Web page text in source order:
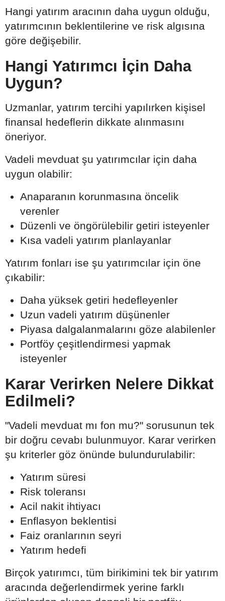
Hangi yatırım aracının daha uygun olduğu,
yatırımcının beklentilerine ve risk algısına
göre değişebilir.
Hangi Yatırımcı İçin Daha
Uygun?
Uzmanlar, yatırım tercihi yapılırken kişisel
finansal hedeflerin dikkate alınmasını
öneriyor.
Vadeli mevduat şu yatırımcılar için daha
uygun olabilir:
Anaparanın korunmasına öncelik
verenler
Düzenli ve öngörülebilir getiri isteyenler
Kısa vadeli yatırım planlayanlar
Yatırım fonları ise şu yatırımcılar için öne
çıkabilir:
Daha yüksek getiri hedefleyenler
Uzun vadeli yatırım düşünenler
Piyasa dalgalanmalarını göze alabilenler
Portföy çeşitlendirmesi yapmak
isteyenler
Karar Verirken Nelere Dikkat
Edilmeli?
"Vadeli mevduat mı fon mu?" sorusunun tek
bir doğru cevabı bulunmuyor. Karar verirken
şu kriterler göz önünde bulundurulabilir:
Yatırım süresi
Risk toleransı
Acil nakit ihtiyacı
Enflasyon beklentisi
Faiz oranlarının seyri
Yatırım hedefi
Birçok yatırımcı, tüm birikimini tek bir yatırım
aracında değerlendirmek yerine farklı